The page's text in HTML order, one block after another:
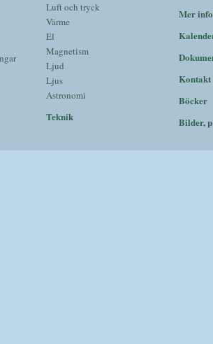
Luft och tryck
Värme
El
Magnetism
Ljud
Ljus
Astronomi
Teknik
Mer info
Kontakt
Böcker
Bilder,